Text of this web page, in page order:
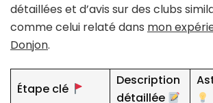
détaillées et d’avis sur des clubs
comme celui relaté dans mon
Donjon.
Étape clé
Description
détaillée